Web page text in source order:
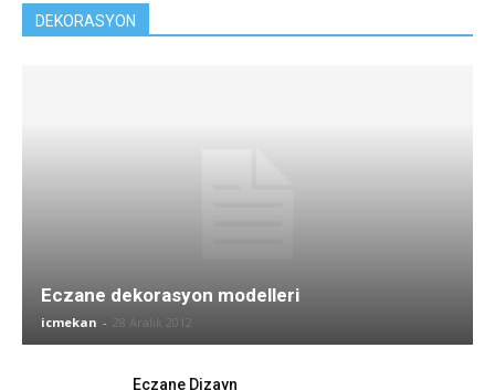
DEKORASYON
Eczane dekorasyon modelleri
icmekan - 28 Aralık 2012
Eczane Dizayn